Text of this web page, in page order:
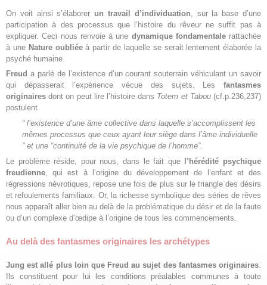
On voit ainsi s’élaborerun travail d’individuation , sur la base d’une
participation à des processus que l’histoire du rêveur ne suffit pas à
expliquer. Ceci nous renvoie à une dynamique fondamentalerattachée
à une Nature oubliéeà partir de laquelle se serait lentement élaborée la
psyché humaine.
Freud a parlé de l’existence d’un courant souterrain véhiculant un savoir
qui dépasserait l’expérience vécue des sujets. Les fantasmes
originaires dont on peut lire l’histoire dans Totem et Tabou (cf.p.236,237)
postulent
“l’existence d’une âme collective dans laquelle s’accomplissent les
mêmes processus que ceux ayant leur siège dans l’âme individuelle
” et une “continuité de la vie psychique de l’homme”.
Le problème réside, pour nous, dans le fait quel’hérédité psychique
freudienne , qui est à l’origine du développement de l’enfant et des
régressions névrotiques, repose une fois de plus sur le triangle des désirs
et refoulements familiaux. Or, la richesse symbolique des séries de rêves
nous apparaît aller bien au delà de la problématique du désir et de la faute
ou d’un complexe d’œdipe à l’origine de tous les commencements.
Au delà des fantasmes originaires les archétypes
Jung est allé plus loin que Freud au sujet des fantasmes originaires
Ils constituent pour lui les conditions préalables communes à toute